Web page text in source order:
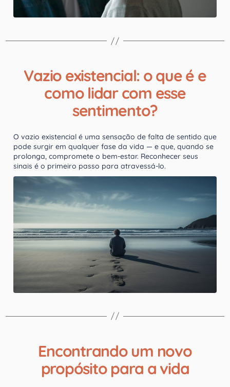
Vazio existencial: o que é e
como lidar com esse
sentimento?
O vazio existencial é uma sensação de falta de sentido que
pode surgir em qualquer fase da vida — e que, quando se
prolonga, compromete o bem-estar. Reconhecer seus
sinais é o primeiro passo para atravessá-lo.
Encontrando um novo
propósito para a vida